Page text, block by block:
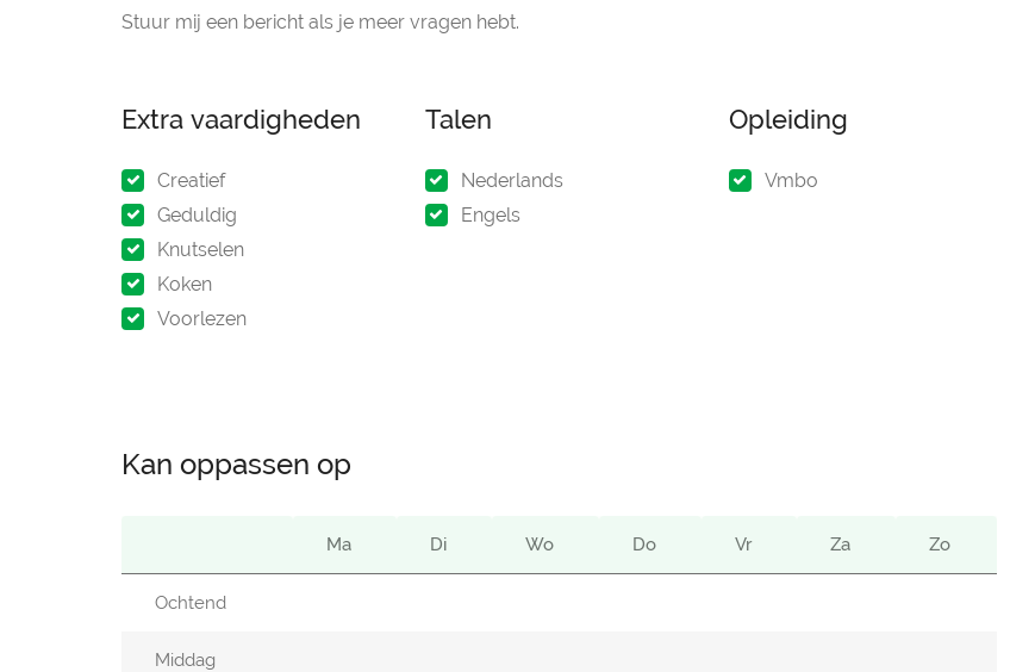
Stuur mij een bericht als je meer vragen hebt.
Extra vaardigheden
Creatief
Geduldig
Knutselen
Koken
Voorlezen
Talen
Nederlands
Engels
Opleiding
Vmbo
Kan oppassen op
Ma Di Wo Do Vr Za Zo
Ochtend
Middag